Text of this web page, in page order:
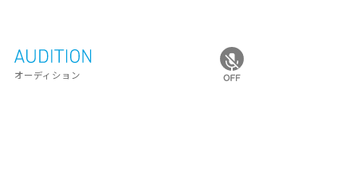
オーディション